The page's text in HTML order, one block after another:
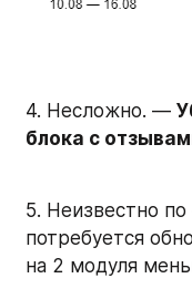
4. Несложно. —
блока с
5. Неизвестно
потребуется
на 2 модуля